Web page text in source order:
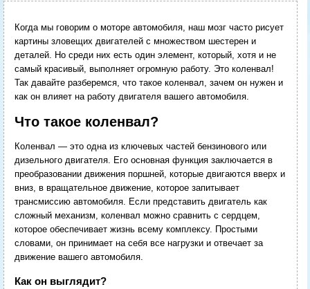
Когда мы говорим о моторе автомобиля, наш мозг часто рисует
картины зловещих двигателей с множеством шестерен и
деталей. Но среди них есть один элемент, который, хотя и не
самый красивый, выполняет огромную работу. Это коленвал!
Так давайте разберемся, что такое коленвал, зачем он нужен и
как он влияет на работу двигателя вашего автомобиля.
Что такое коленвал?
Коленвал — это одна из ключевых частей бензинового или
дизельного двигателя. Его основная функция заключается в
преобразовании движения поршней, которые двигаются вверх и
вниз, в вращательное движение, которое запитывает
трансмиссию автомобиля. Если представить двигатель как
сложный механизм, коленвал можно сравнить с сердцем,
которое обеспечивает жизнь всему комплексу. Простыми
словами, он принимает на себя все нагрузки и отвечает за
движение вашего автомобиля.
Как он выглядит?